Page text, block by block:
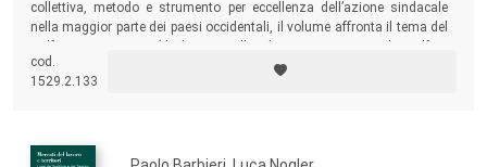
collettiva, metodo e strumento per eccellenza dell’azione sindacale
nella maggior parte dei paesi occidentali, il volume affronta il tema del
categoriale e aziendale), collocandolo all’interno del dibattito sulle
“nuove” relazioni industriali.
cod.
1529.2.133